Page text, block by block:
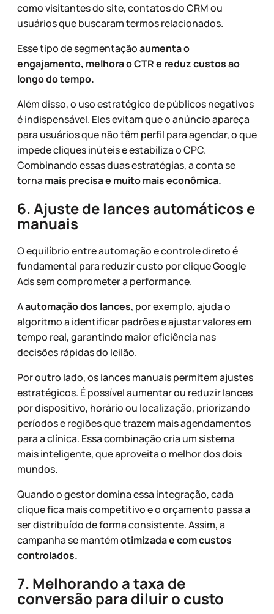
como visitantes do site, contatos do CRM ou
usuários que buscaram termos relacionados.
Esse tipo de segmentaçãoaumenta o
engajamento, melhora o CTR e reduz custos ao
longo do tempo.
Além disso, o uso estratégico de públicos negativos
é indispensável. Eles evitam que o anúncio apareça
para usuários que não têm perfil para agendar, o que
impede cliques inúteis e estabiliza o CPC.
Combinando essas duas estratégias, a conta se
torna mais precisa e muito mais econômica.
6. Ajuste de lances automáticos e
manuais
O equilíbrio entre automação e controle direto é
fundamental para reduzir custo por clique Google
Ads sem comprometer a performance.
Aautomação dos lances, por exemplo, ajuda o
algoritmo a identificar padrões e ajustar valores em
tempo real, garantindo maior eficiência nas
decisões rápidas do leilão.
Por outro lado, os lances manuais permitem ajustes
estratégicos. É possível aumentar ou reduzir lances
por dispositivo, horário ou localização, priorizando
períodos e regiões que trazem mais agendamentos
para a clínica. Essa combinação cria um sistema
mais inteligente, que aproveita o melhor dos dois
mundos.
Quando o gestor domina essa integração, cada
clique fica mais competitivo e o orçamento passa a
ser distribuído de forma consistente. Assim, a
campanha se mantémotimizada e com custos
controlados.
7. Melhorando a taxa de
conversão para diluir o custo